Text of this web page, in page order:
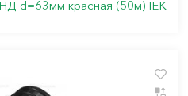
d=63мм красная (50м) IEK